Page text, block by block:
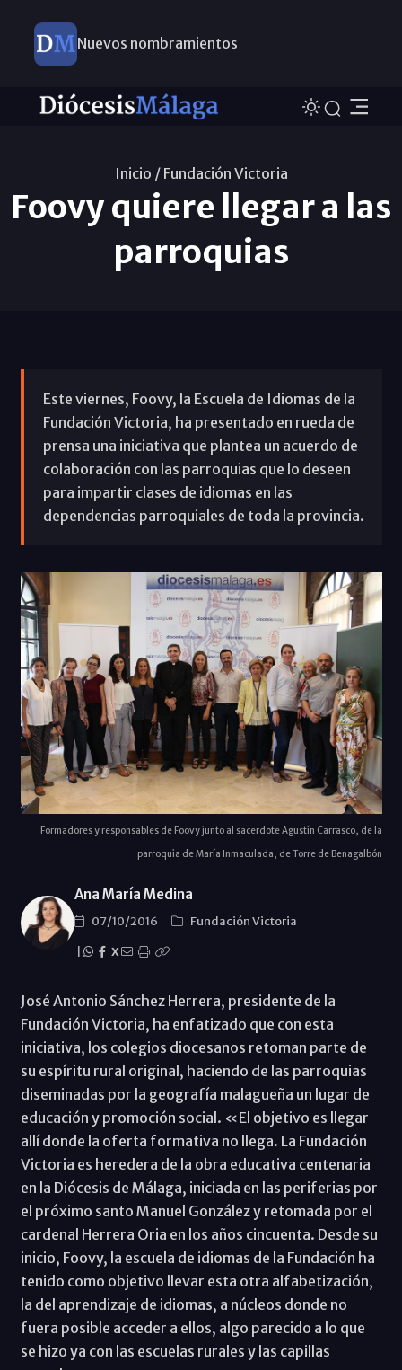
Nuevos nombramientos
Inicio / Fundación Victoria
Foovy quiere llegar a las
parroquias
Este viernes, Foovy, la Escuela de Idiomas de la
Fundación Victoria, ha presentado en rueda de
prensa una iniciativa que plantea un acuerdo de
colaboración con las parroquias que lo deseen
para impartir clases de idiomas en las
dependencias parroquiales de toda la provincia.
Formadores y responsables de Foovy junto al sacerdote Agustín Carrasco, de la
parroquia de María Inmaculada, de Torre de Benagalbón
Ana María Medina
07/10/2016
Fundación Victoria
X
José Antonio Sánchez Herrera, presidente de la
Fundación Victoria, ha enfatizado que con esta
iniciativa, los colegios diocesanos retoman parte de
su espíritu rural original, haciendo de las parroquias
diseminadas por la geografía malagueña un lugar de
educación y promoción social. «El objetivo es llegar
allí donde la oferta formativa no llega. La Fundación
Victoria es heredera de la obra educativa centenaria
en la Diócesis de Málaga, iniciada en las periferias por
el próximo santo Manuel González y retomada por el
cardenal Herrera Oria en los años cincuenta. Desde su
inicio, Foovy, la escuela de idiomas de la Fundación ha
tenido como objetivo llevar esta otra alfabetización,
la del aprendizaje de idiomas, a núcleos donde no
fuera posible acceder a ellos, algo parecido a lo que
se hizo ya con las escuelas rurales y las capillas